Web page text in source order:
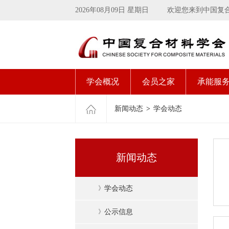
2026年08月09日 星期日 欢迎您来到中国复
学会概况 会员之家 承能服
新闻动态 > 学会动态
新闻动态
》 学会动态
》 公示信息